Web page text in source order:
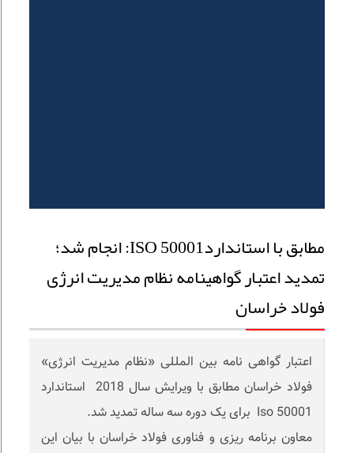
مطابق با استانداردISO 50001: انجام شد؛
تمدید اعتبار گواهینامه نظام مدیریت انرژی
فولاد خراسان
اعتبار گواهی نامه بین المللی «نظام مدیریت انرژی»
فولاد خراسان مطابق با ویرایش سال 2018 استاندارد
Iso 50001 برای یک دوره سه ساله تمدید شد.
معاون برنامه ریزی و فناوری فولاد خراسان با بیان این